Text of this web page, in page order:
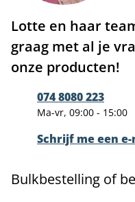
Lotte en haar
graag met al je
onze producten!
074 8080 223
Ma-vr, 09:00 - 15:00
Schrijf me een
Bulkbestelling of